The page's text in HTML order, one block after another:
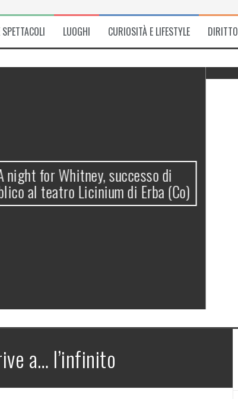
LUOGHI CURIOSITÀ E LIFESTYLE DIRITTO
night for Whitney, successo di
al teatro Licinium di Erba (Co)
a… l’infinito